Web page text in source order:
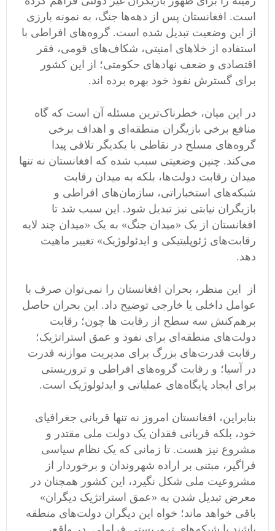
است. افغانستان پس از دهه‌ها جنگ، به نمونه بارزی
از این وضعیت تبدیل شده است. گروه‌های افراطی با
استفاده از خلاهای امنیتی، شکاف‌های قومی، فقر
اقتصادی و ضعف نهادهای حکومتی؛ از این کشور
برای گسترش نفوذ خود بهره برده اند.
در این میان، خطرناک‌ترین مسئله آن است که گاه
منافع برخی بازیگران منطقه‌ای و اهداف برخی
گروه‌های مسلح در نقاطی با یکدیگر تلاقی پیدا
می‌کند. چنین وضعیتی سبب شده که افغانستان نه تنها
میدان رقابت دولت‌ها، بلکه به میدان رقابت
شبکه‌های استخباراتی، سازمان‌های افراطی و
بازیگران نیابتی نیز تبدیل شود. این سبب شد تا
افغانستان از یک «میدان جنگ» به یک «میدان چند لایه
رقابت‌های ژئوپلیتیکی و ایدئولوژیک» تغییر ماهیت
دهد.
از این منظر، بحران افغانستان را نمی‌توان صرف با
عوامل داخلی یا خارجی توضیح داد. این بحران حاصل
برهم‌کنش سه سطح از رقابت ها چون؛ رقابت
دولت‌های منطقه‌ای برای نفوذ و عمق استراتژیک؛
رقابت قدرت‌های بزرگ برای مدیریت موازنه قدرت
در آسیا؛ و رقابت گروه‌های افراطی و تروریستی
برای ایجاد پایگاه‌های عملیاتی و ایدئولوژیک است.
بنابراین، افغانستان امروز نه تنها قربانی جغرافیای
خود، بلکه قربانی فقدان یک دولت ملی مقتدر و
مشروع نیز هست. تا زمانی که یک نظام سیاسی
فراگیر، مبتنی بر اراده شهروندان و برخوردار از
مشروعیت ملی شکل نگیرد، این کشور همچنان در
معرض تبدیل شدن به «عمق استراتژیک دیگران»
باقی خواهد ماند؛ خواه این دیگران دولت‌های منطقه